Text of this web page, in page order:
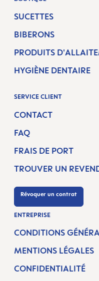
SUCETTES
BIBERONS
PRODUITS
HYGIÈNE DENTAIRE
SERVICE CLIENT
CONTACT
FAQ
FRAIS DE PORT
TROUVER UN
Révoquer un contrat
ENTREPRISE
CONDITIONS
MENTIONS LÉGALES
CONFIDENTIALITÉ